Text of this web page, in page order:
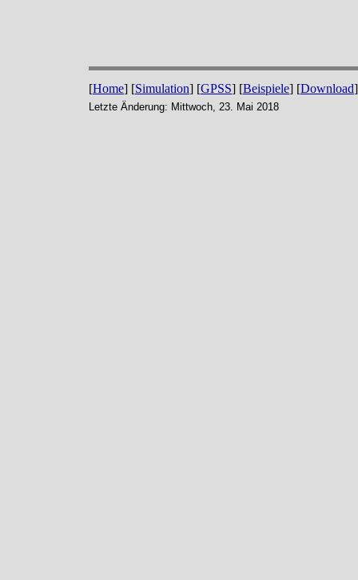
[Home] [Simulation] [GPSS] [Beispiele] [Download
Letzte Änderung: Mittwoch, 23. Mai 2018